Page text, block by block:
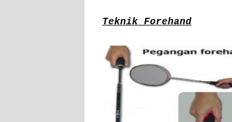
Teknik Forehand